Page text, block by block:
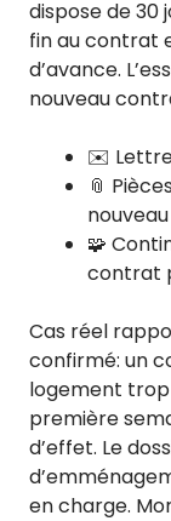
dispose de
fin au contrat
d’avance.
nouveau
✉️ Lettre
📎
🧩
contrat
Cas réel
confirmé: un
logement trop
première
d’effet. Le
en charge.